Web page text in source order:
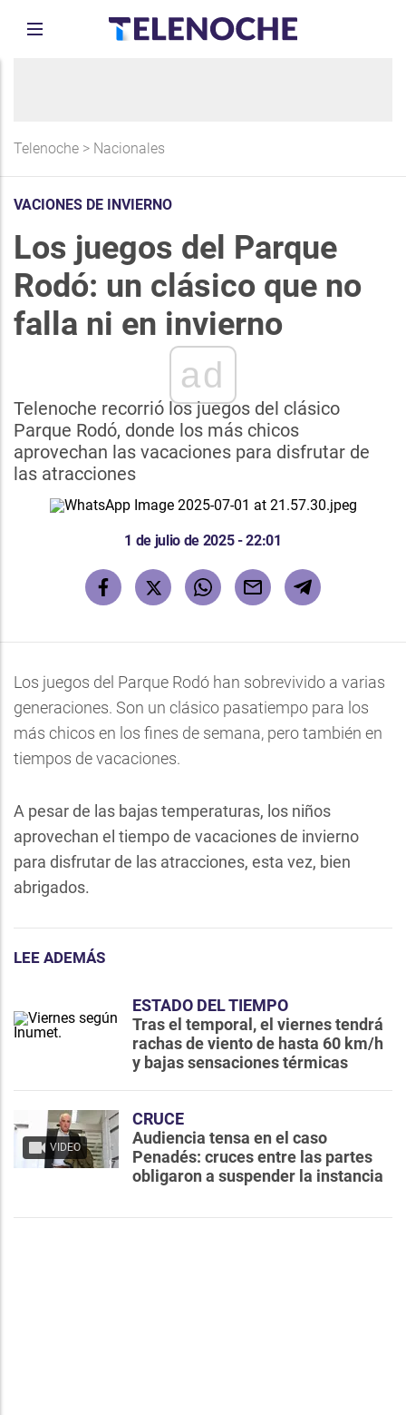
Telenoche > Nacionales
VACIONES DE INVIERNO
Los juegos del Parque
Rodó: un clásico que no
falla ni en invierno
ad
Telenoche recorrió los juegos del clásico
Parque Rodó, donde los más chicos
aprovechan las vacaciones para disfrutar de
las atracciones
1 de julio de 2025 - 22:01
Los juegos del Parque Rodó han sobrevivido a varias
generaciones. Son un clásico pasatiempo para los
más chicos en los fines de semana, pero también en
tiempos de vacaciones.
A pesar de las bajas temperaturas, los niños
aprovechan el tiempo de vacaciones de invierno
para disfrutar de las atracciones, esta vez, bien
abrigados.
LEE ADEMÁS
ESTADO DEL TIEMPO
Tras el temporal, el viernes tendrá
rachas de viento de hasta 60 km/h
y bajas sensaciones térmicas
VIDEO
CRUCE
Audiencia tensa en el caso
Penadés: cruces entre las partes
obligaron a suspender la instancia